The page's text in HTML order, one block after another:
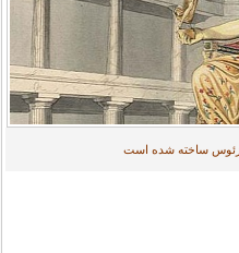
زئوس ساخته شده است